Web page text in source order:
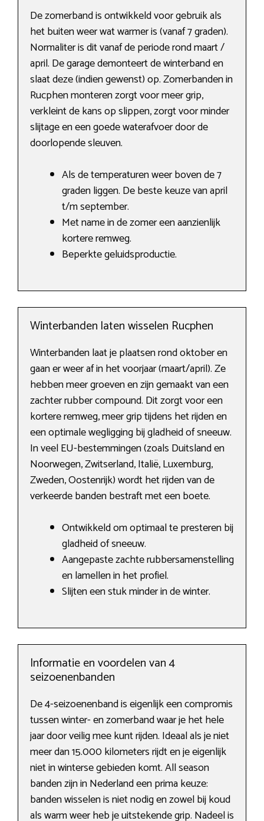
De zomerband is ontwikkeld voor gebruik als
het buiten weer wat warmer is (vanaf 7 graden).
Normaliter is dit vanaf de periode rond maart /
april. De garage demonteert de winterband en
slaat deze (indien gewenst) op. Zomerbanden in
Rucphen monteren zorgt voor meer grip,
verkleint de kans op slippen, zorgt voor minder
slijtage en een goede waterafvoer door de
doorlopende sleuven.
Als de temperaturen weer boven de 7
graden liggen. De beste keuze van april
t/m september.
Met name in de zomer een aanzienlijk
kortere remweg.
Beperkte geluidsproductie.
Winterbanden laten wisselen Rucphen
Winterbanden laat je plaatsen rond oktober en
gaan er weer af in het voorjaar (maart/april). Ze
hebben meer groeven en zijn gemaakt van een
zachter rubber compound. Dit zorgt voor een
kortere remweg, meer grip tijdens het rijden en
een optimale wegligging bij gladheid of sneeuw.
In veel EU-bestemmingen (zoals Duitsland en
Noorwegen, Zwitserland, Italië, Luxemburg,
Zweden, Oostenrijk) wordt het rijden van de
verkeerde banden bestraft met een boete.
Ontwikkeld om optimaal te presteren bij
gladheid of sneeuw.
Aangepaste zachte rubbersamenstelling
en lamellen in het profiel.
Slijten een stuk minder in de winter.
Informatie en voordelen van 4
seizoenenbanden
De 4-seizoenenband is eigenlijk een compromis
tussen winter- en zomerband waar je het hele
jaar door veilig mee kunt rijden. Ideaal als je niet
meer dan 15.000 kilometers rijdt en je eigenlijk
niet in winterse gebieden komt. All season
banden zijn in Nederland een prima keuze:
banden wisselen is niet nodig en zowel bij koud
als warm weer heb je uitstekende grip. Nadeel is